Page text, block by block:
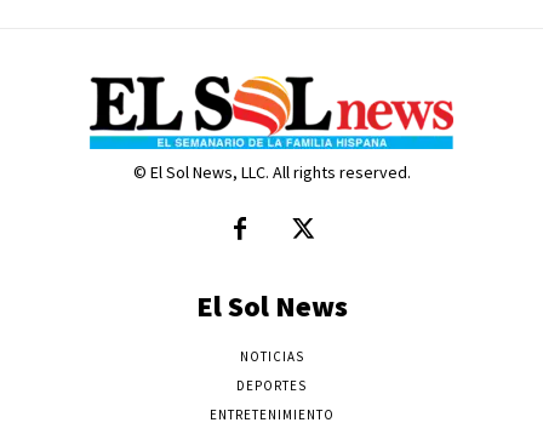
© El Sol News, LLC. All rights reserved.
El Sol News
NOTICIAS
DEPORTES
ENTRETENIMIENTO